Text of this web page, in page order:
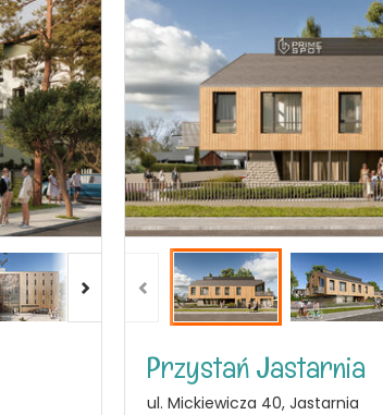
Przystań Jastarnia
ul. Mickiewicza 40, Jastarnia